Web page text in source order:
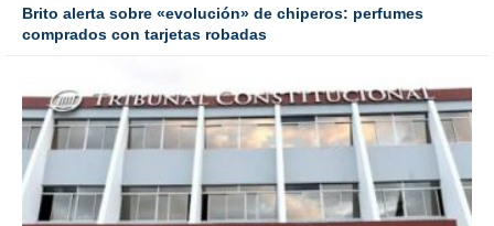
Brito alerta sobre «evolución» de chiperos: perfumes
comprados con tarjetas robadas